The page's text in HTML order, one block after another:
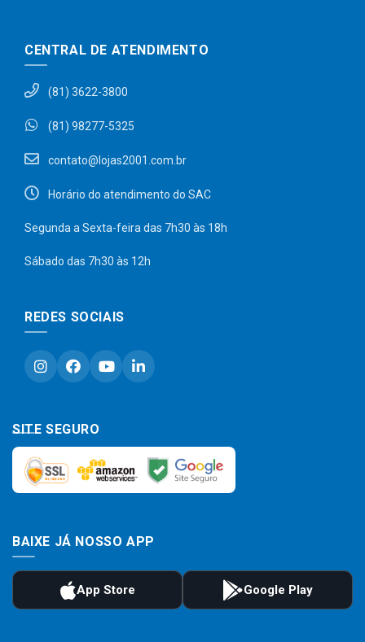
CENTRAL DE ATENDIMENTO
(81) 3622-3800
(81) 98277-5325
contato@lojas2001.com.br
Horário do atendimento do SAC
Segunda a Sexta-feira das 7h30 às 18h
Sábado das 7h30 às 12h
REDES SOCIAIS
SITE SEGURO
BAIXE JÁ NOSSO APP